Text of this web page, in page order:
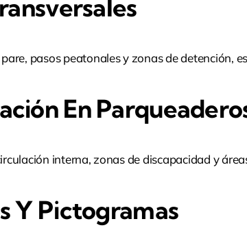
pasos peatonales y zonas de detención,
En
interna, zonas de discapacidad y
Y Pictogramas